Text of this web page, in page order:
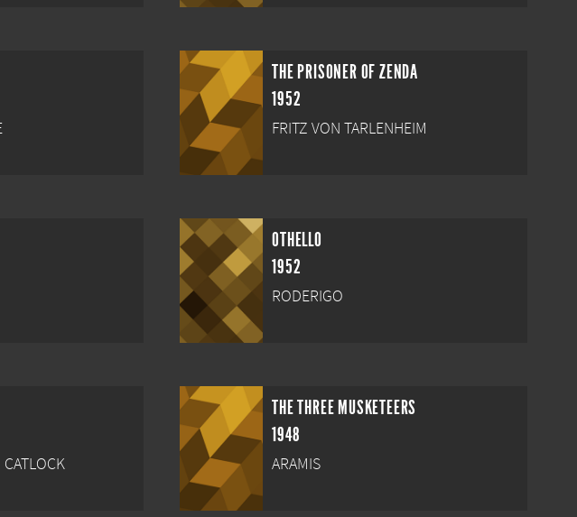
THE PRISONER OF ZENDA
1952
FRITZ VON TARLENHEIM
OTHELLO
1952
RODERIGO
CATLOCK
THE THREE MUSKETEERS
1948
ARAMIS